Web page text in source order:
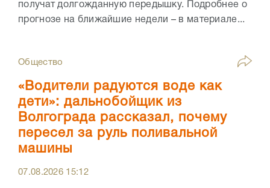
получат долгожданную передышку. Подробнее о
прогнозе на ближайшие недели – в материале...
Общество
«Водители радуются воде как
дети»: дальнобойщик из
Волгограда рассказал, почему
пересел за руль поливальной
машины
07.08.2026 15:12